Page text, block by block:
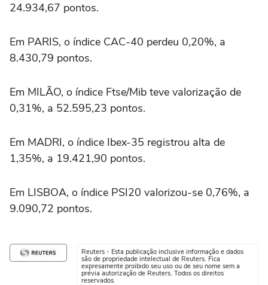
24.934,67 pontos.
Em PARIS, o índice CAC-40 perdeu 0,20%, a
8.430,79 pontos.
Em MILÃO, o índice Ftse/Mib teve valorização de
0,31%, a 52.595,23 pontos.
Em MADRI, o índice Ibex-35 registrou alta de
1,35%, a 19.421,90 pontos.
Em LISBOA, o índice PSI20 valorizou-se 0,76%, a
9.090,72 pontos.
Reuters - Esta publicação inclusive informação e dados
são de propriedade intelectual de Reuters. Fica
expresamente proibido seu uso ou de seu nome sem a
prévia autorização de Reuters. Todos os direitos
reservados.